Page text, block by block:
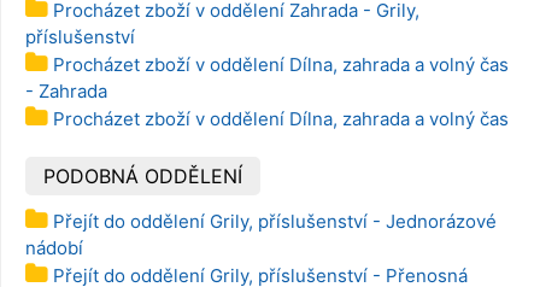
Procházet zboží v oddělení Zahrada - Grily,
příslušenství
Procházet zboží v oddělení Dílna, zahrada a volný čas
- Zahrada
Procházet zboží v oddělení Dílna, zahrada a volný čas
PODOBNÁ ODDĚLENÍ
Přejít do oddělení Grily, příslušenství - Jednorázové
nádobí
Přejít do oddělení Grily, příslušenství - Přenosná